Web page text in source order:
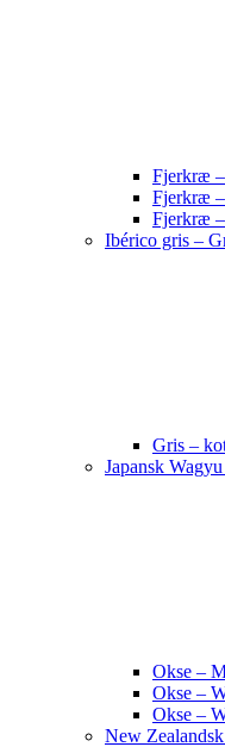
Fjerkræ
Fjerkræ
Fjerkræ
Ibérico gris –
Gris –
Japansk
Okse –
Okse –
Okse –
New